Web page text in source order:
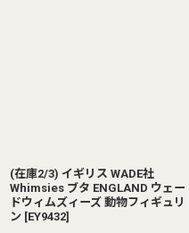
(在庫2/3) イギリス WADE社
Whimsies ブタ ENGLAND ウェー
ドウィムズィーズ 動物フィギュリ
ン [EY9432]